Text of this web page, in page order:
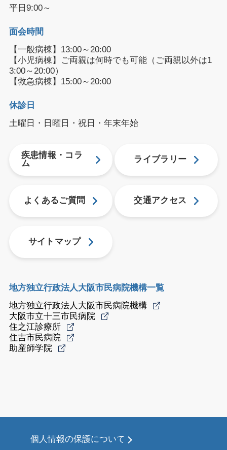
平日9:00～
面会時間
【一般病棟】13:00～20:00
【小児病棟】ご両親は何時でも可能（ご両親以外は1
3:00～20:00）
【救急病棟】15:00～20:00
休診日
土曜日・日曜日・祝日・年末年始
疾患情報・コラ
ム
ライブラリー
よくあるご質問 交通アクセス
サイトマップ
地方独立行政法人大阪市民病院機構一覧
地方独立行政法人大阪市民病院機構
大阪市立十三市民病院
住之江診療所
住吉市民病院
助産師学院
個人情報の保護について